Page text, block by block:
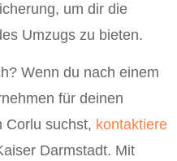
um dir die
Umzugs zu bieten.
Wenn du nach einem
für deinen
Corlu suchst, kontaktiere
Darmstadt. Mit